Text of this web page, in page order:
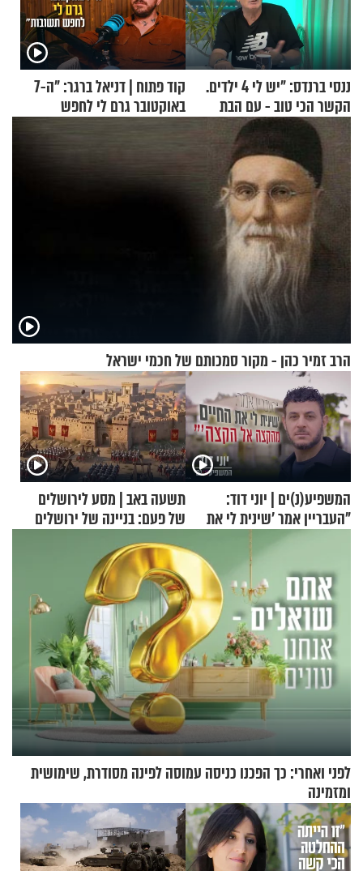
ננסי ברנדס: "יש לי 4 ילדים.
הקשר הכי טוב - עם הבת
החרדית"
קוד פתוח | דניאל ברגר: "ה-7
באוקטובר גרם לי לחפש
הרב זמיר כהן - מקור סמכותם של חכמי ישראל
המשפיע(נ)ים | יוני דוד:
"העבריין אמר 'שינית לי את
החיים מהקצה אל הקצה'"
תשעה באב | מסע לירושלים
של פעם: בניינה של ירושלים
לפני ואחרי: כך הפכנו כניסה עמוסה לפינה מסודרת, שימושית
ומזמינה